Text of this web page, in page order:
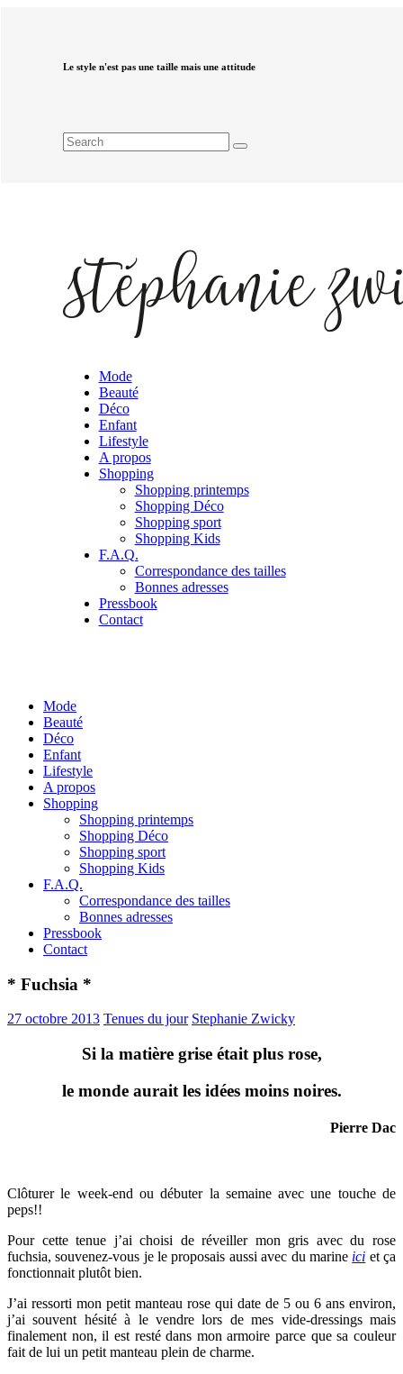
Le style n'est pas une taille mais une attitude
Mode
Beauté
Déco
Enfant
Lifestyle
A propos
Shopping
Shopping printemps
Shopping Déco
Shopping sport
Shopping Kids
F.A.Q.
Correspondance des tailles
Bonnes adresses
Pressbook
Contact
Mode
Beauté
Déco
Enfant
Lifestyle
A propos
Shopping
Shopping printemps
Shopping Déco
Shopping sport
Shopping Kids
F.A.Q.
Correspondance des tailles
Bonnes adresses
Pressbook
Contact
* Fuchsia *
27 octobre 2013 Tenues du jour Stephanie Zwicky
Si la matière grise était plus rose,
le monde aurait les idées moins noires.
Pierre Dac
Clôturer le week-end ou débuter la semaine avec une touche de
peps!!
Pour cette tenue j’ai choisi de réveiller mon gris avec du rose
fuchsia, souvenez-vous je le proposais aussi avec du marine ici et ça
fonctionnait plutôt bien.
J’ai ressorti mon petit manteau rose qui date de 5 ou 6 ans environ,
j’ai souvent hésité à le vendre lors de mes vide-dressings mais
finalement non, il est resté dans mon armoire parce que sa couleur
fait de lui un petit manteau plein de charme.